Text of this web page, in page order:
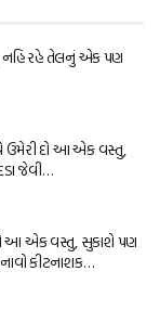
નહિ રહે તેલનું એક પણ
ઉમેરી દો આ એક વસ્તુ,
જેવી…
આ એક વસ્તુ, સુકાશે પણ
કીટનાશક…